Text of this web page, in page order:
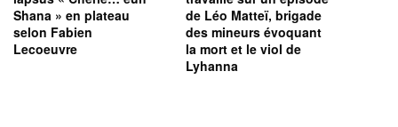
Shana » en plateau
selon Fabien
Lecoeuvre
de Léo Matteï, brigade
des mineurs évoquant
la mort et le viol de
Lyhanna